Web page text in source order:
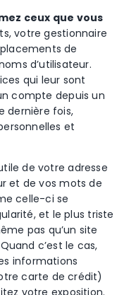
ceux que vous
votre gestionnaire
de
d’utilisateur.
qui leur sont
compte depuis un
dernière fois,
et
de votre adresse
et de vos mots de
celle-ci se
et le plus triste
pas qu’un site
c’est le cas,
informations
carte de crédit)
votre exposition.